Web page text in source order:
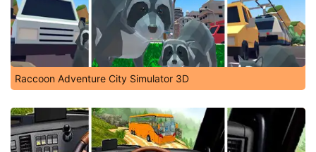
Raccoon Adventure City Simulator 3D